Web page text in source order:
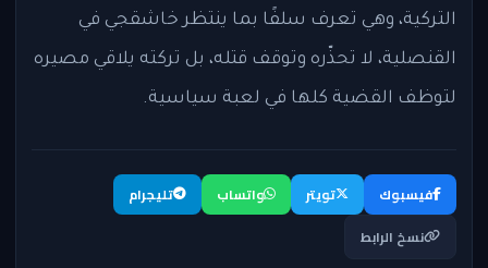
التركية، وهي تعرف سلفًا بما ينتظر خاشقجي في
القنصلية، لا تحذّره وتوقف قتله، بل تركته يلاقي مصيره
لتوظف القضية كلها في لعبة سياسية.
فيسبوك تويتر واتساب
تليجرام
نسخ الرابط